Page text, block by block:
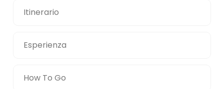
Itinerario
Esperienza
How To Go